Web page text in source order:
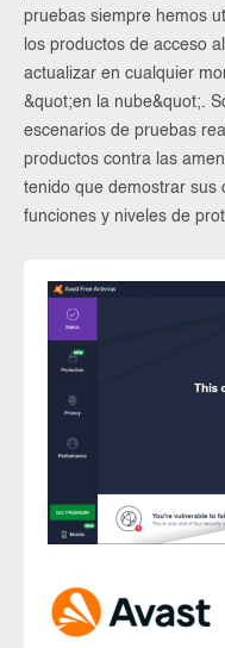
pruebas siempre hemos
los productos de acceso
actualizar en cualquier
&quot;en la nube&quot;.
escenarios de pruebas
productos contra las
tenido que demostrar sus
funciones y niveles de